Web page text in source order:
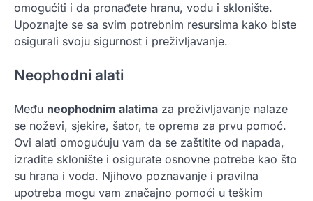
omogućiti i da pronađete hranu, vodu i sklonište.
Upoznajte se sa svim potrebnim resursima kako biste
osigurali svoju sigurnost i preživljavanje.
Neophodni alati
Među neophodnim alatima za preživljavanje nalaze
se noževi, sjekire, šator, te oprema za prvu pomoć.
Ovi alati omogućuju vam da se zaštitite od napada,
izradite sklonište i osigurate osnovne potrebe kao što
su hrana i voda. Njihovo poznavanje i pravilna
upotreba mogu vam značajno pomoći u teškim